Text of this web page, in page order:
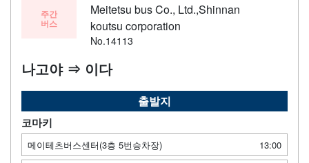
주간
버스
Meitetsu bus Co., Ltd.,Shinnan
koutsu corporation
No.14113
나고야 ⇒ 이다
출발지
코마키
메이테츠버스센터(3층 5번승차장)
13:00